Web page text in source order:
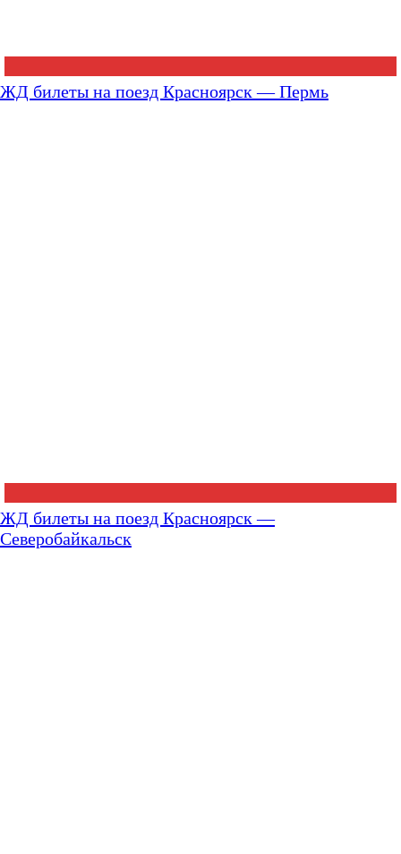
ЖД билеты на поезд Красноярск — Пермь
ЖД билеты на поезд Красноярск —
Северобайкальск